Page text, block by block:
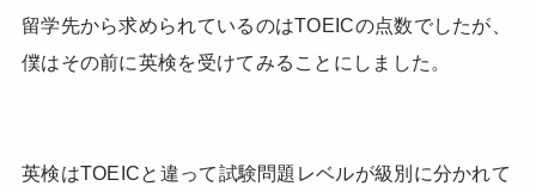
留学先から求められているのはTOEICの点数でしたが、
僕はその前に英検を受けてみることにしました。
英検はTOEICと違って試験問題レベルが級別に分かれて